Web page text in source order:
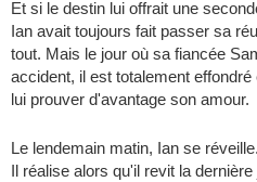
Et si le destin lui offrait une
Ian avait toujours fait passer sa
tout. Mais le jour où sa fiancée
accident, il est totalement
lui prouver d'avantage son amour.
Le lendemain matin, Ian se
Il réalise alors qu'il revit la